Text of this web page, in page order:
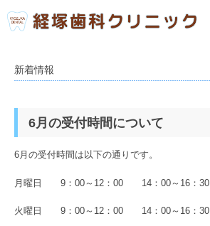
新着情報
6月の受付時間について
6月の受付時間は以下の通りです。
月曜日 9：00～12：00 14：00～16：30
火曜日 9：00～12：00 14：00～16：30